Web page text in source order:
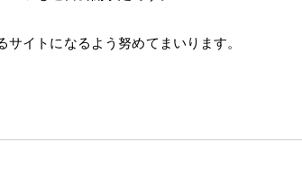
イトになるよう努めてまいります。